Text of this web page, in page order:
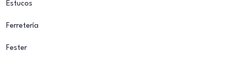
Estucos
Ferretería
Fester